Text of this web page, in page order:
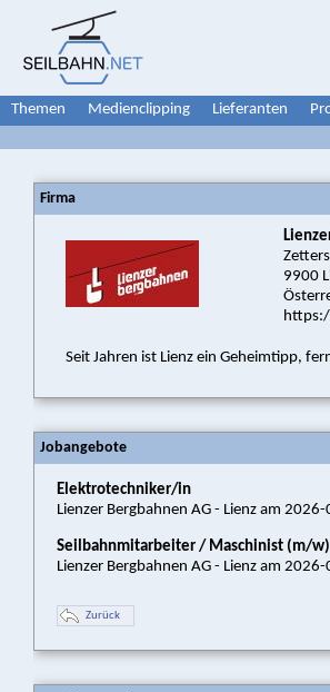
Themen Medienclipping Lieferanten
Firma
9900
Seit Jahren ist Lienz ein Geheimtipp,
Jobangebote
Elektrotechniker/in
Lienzer Bergbahnen AG - Lienz am
Seilbahnmitarbeiter / Maschinist (m/w)
Lienzer Bergbahnen AG - Lienz am
Zurück